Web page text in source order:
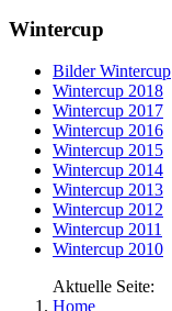
Wintercup
Bilder Wintercup
Wintercup 2018
Wintercup 2017
Wintercup 2016
Wintercup 2015
Wintercup 2014
Wintercup 2013
Wintercup 2012
Wintercup 2011
Wintercup 2010
Aktuelle Seite:
Home